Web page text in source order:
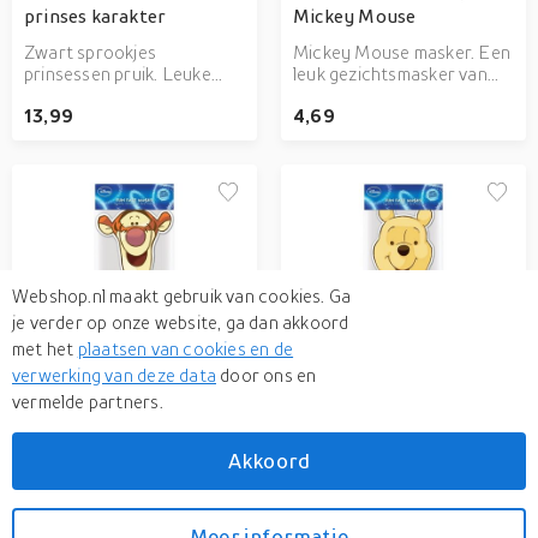
prinses karakter
Zwart sprookjes
prinsessen pruik. Leuke
zwarte kleur met rode strik
assortiment hebben! Let
op: dit is een
verkleedaccessoire voor
volwassenen, geen
speelgoed.
13,99
Mickey Mouse
Mickey Mouse masker. Een
leuk gezichtsmasker van
van Mickey Mouse.
en volwassenen.
4,69
Kartonnen maskertje
Teigetje
Teigetje masker. Een leuk
gezichtsmasker van karton
met de afbeelding van
Teigetje. Voorzien van een
elastiekje en geschikt voor
Kartonnen maskertje
Winnie
Winnie de Pooh masker.
Een leuk gezichtsmasker
afbeelding van Disney
Winnie de Pooh. Voorzien
van een elastiekje en
geschikt voor kinderen en
volwassenen.
Bekijk alle producten
Webshop.nl maakt gebruik van cookies. Ga
je verder op onze website, ga dan akkoord
met het plaatsen van cookies en de
verwerking van deze data door ons en
vermelde partners.
Akkoord